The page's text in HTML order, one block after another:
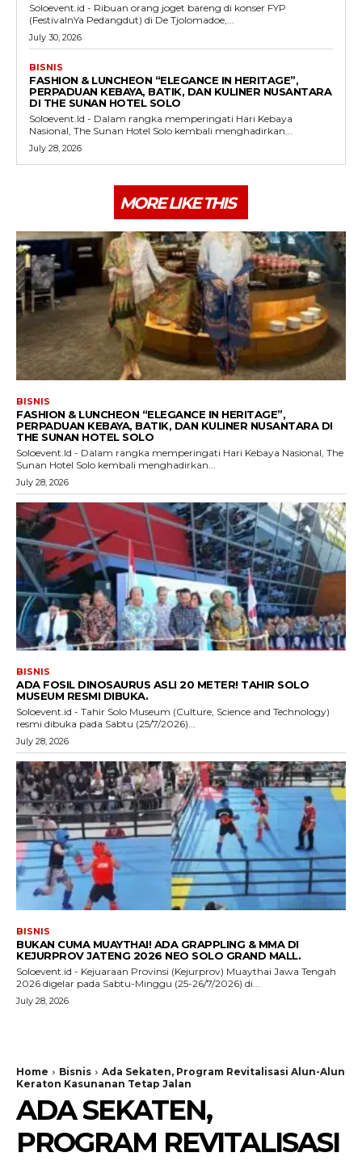
Soloevent.id - Ribuan orang joget bareng di konser FYP
(FestivalnYa Pedangdut) di De Tjolomadoe,...
July 30, 2026
BISNIS
FASHION & LUNCHEON “ELEGANCE IN HERITAGE”,
PERPADUAN KEBAYA, BATIK, DAN KULINER NUSANTARA
DI THE SUNAN HOTEL SOLO
Soloevent.Id - Dalam rangka memperingati Hari Kebaya
Nasional, The Sunan Hotel Solo kembali menghadirkan...
July 28, 2026
MORE LIKE THIS
BISNIS
FASHION & LUNCHEON “ELEGANCE IN HERITAGE”,
PERPADUAN KEBAYA, BATIK, DAN KULINER NUSANTARA DI
THE SUNAN HOTEL SOLO
Soloevent.Id - Dalam rangka memperingati Hari Kebaya Nasional, The
Sunan Hotel Solo kembali menghadirkan...
July 28, 2026
BISNIS
ADA FOSIL DINOSAURUS ASLI 20 METER! TAHIR SOLO
MUSEUM RESMI DIBUKA.
Soloevent.id - Tahir Solo Museum (Culture, Science and Technology)
resmi dibuka pada Sabtu (25/7/2026)...
July 28, 2026
BISNIS
BUKAN CUMA MUAYTHAI! ADA GRAPPLING & MMA DI
KEJURPROV JATENG 2026 NEO SOLO GRAND MALL.
Soloevent.id - Kejuaraan Provinsi (Kejurprov) Muaythai Jawa Tengah
2026 digelar pada Sabtu-Minggu (25-26/7/2026) di...
July 28, 2026